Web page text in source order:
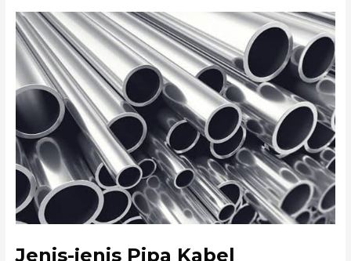
Jenis-jenis Pipa Kabel